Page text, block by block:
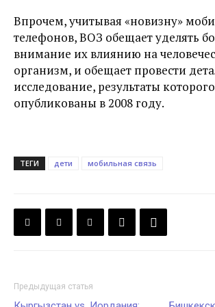
Впрочем, учитывая «новизну»
телефонов, ВОЗ обещает уделять
внимание их влиянию на
организм, и обещает провести
исследование, результаты
опубликованы в 2008 году.
ТЕГИ дети мобильная связь
Предыдущая статья